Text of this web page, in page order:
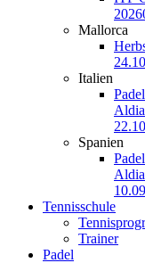
2026
Mallorca
Italien
Spanien
Tennisschule
Trainer
Padel